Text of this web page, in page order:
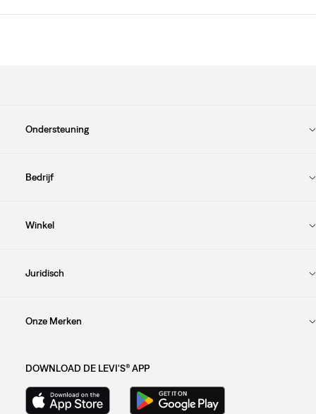
Ondersteuning
Bedrijf
Winkel
Juridisch
Onze Merken
DOWNLOAD DE LEVI'S® APP